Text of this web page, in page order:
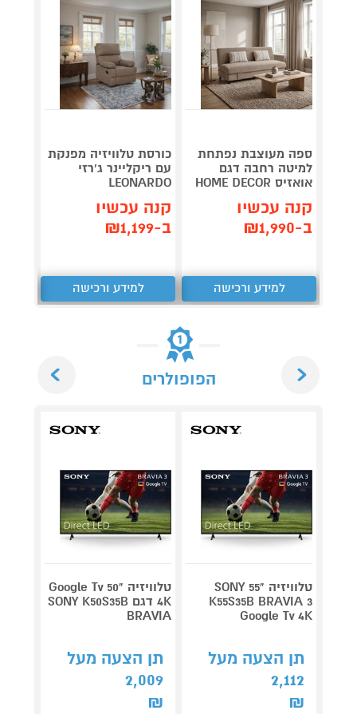
ספה מעוצבת נפתחת
למיטה רחבה דגם
אואזיס HOME DECOR
קנה עכשיו
ב-₪1,990
למידע ורכישה
כורסת טלוויזיה מפנקת
עם ריקליינר ג'רזי
LEONARDO
קנה עכשיו
ב-₪1,199
למידע ורכישה
הפופולרים
טלוויזיה "55 SONY
K55S35B BRAVIA 3
Google Tv 4K
תן הצעה מעל
2,112
₪
טלוויזיה "50 Google Tv
4K דגם SONY K50S35B
BRAVIA
תן הצעה מעל
2,009
₪